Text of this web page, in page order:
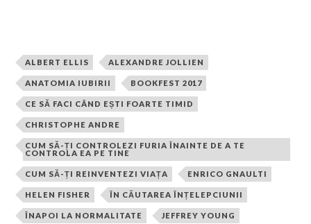
ALBERT ELLIS ALEXANDRE JOLLIEN
ANATOMIA IUBIRII BOOKFEST 2017
CE SĂ FACI CÂND EȘTI FOARTE TIMID
CHRISTOPHE ANDRE
CUM SĂ-ȚI CONTROLEZI FURIA ÎNAINTE DE A TE
CONTROLA EA PE TINE
CUM SĂ-ȚI REINVENTEZI VIAȚA ENRICO GNAULTI
HELEN FISHER ÎN CĂUTAREA ÎNȚELEPCIUNII
ÎNAPOI LA NORMALITATE JEFFREY YOUNG